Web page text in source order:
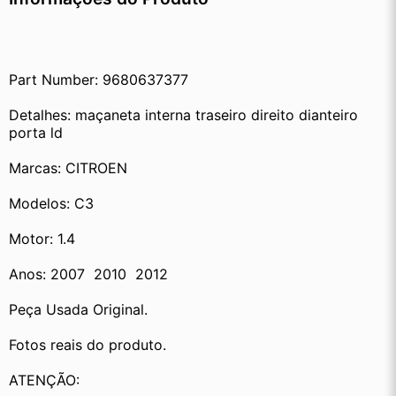
Part Number: 9680637377
Detalhes: maçaneta interna traseiro direito dianteiro
porta ld
Marcas: CITROEN
Modelos: C3
Motor: 1.4
Anos: 2007  2010  2012
Peça Usada Original.
Fotos reais do produto.
ATENÇÃO: